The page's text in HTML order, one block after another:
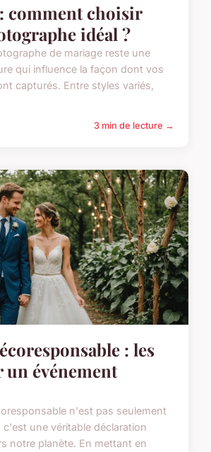
comment choisir
idéal ?
de mariage reste une
qui influence la façon dont vos
capturés. Entre styles variés,
3 min de lecture →
: les
un événement
n'est pas seulement
c'est une véritable déclaration
notre planète. En mettant en